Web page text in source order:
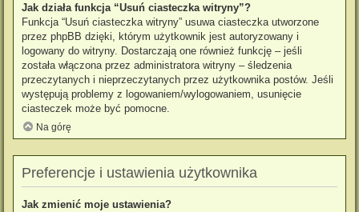
Jak działa funkcja “Usuń ciasteczka witryny”?
Funkcja “Usuń ciasteczka witryny” usuwa ciasteczka utworzone
przez phpBB dzięki, którym użytkownik jest autoryzowany i
logowany do witryny. Dostarczają one również funkcję – jeśli
została włączona przez administratora witryny – śledzenia
przeczytanych i nieprzeczytanych przez użytkownika postów. Jeśli
występują problemy z logowaniem/wylogowaniem, usunięcie
ciasteczek może być pomocne.
Na górę
Preferencje i ustawienia użytkownika
Jak zmienić moje ustawienia?